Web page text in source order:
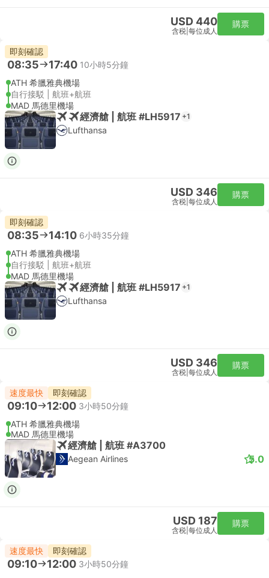
USD 440
含税 每位成人
購票
即刻確認
08:35 17:40 10小時5分鐘
ATH 希臘雅典機場
自行接駁 | 航班+航班
MAD 馬德里機場
經濟艙 | 航班 #LH5917 +1
Lufthansa
USD 346
含税 每位成人
購票
即刻確認
08:35 14:10 6小時35分鐘
ATH 希臘雅典機場
自行接駁 | 航班+航班
MAD 馬德里機場
經濟艙 | 航班 #LH5917 +1
Lufthansa
USD 346
含税 每位成人
購票
速度最快 即刻確認
09:10 12:00 3小時50分鐘
ATH 希臘雅典機場
MAD 馬德里機場
經濟艙 | 航班 #A3700
Aegean Airlines 5.0
USD 187
含税 每位成人
購票
速度最快 即刻確認
09:10 12:00 3小時50分鐘